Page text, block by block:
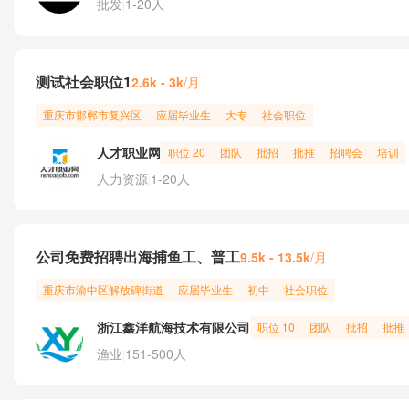
批发 1-20人
测试社会职位12.6k - 3k/月
重庆市邯郸市复兴区 应届毕业生 大专 社会职位
人才职业网 职位 20 团队 批招 批推 招聘会 培训
人力资源 1-20人
公司免费招聘出海捕鱼工、普工9.5k - 13.5k/月
重庆市渝中区解放碑街道 应届毕业生 初中 社会职位
浙江鑫洋航海技术有限公司 职位 10 团队 批招 批推
渔业 151-500人